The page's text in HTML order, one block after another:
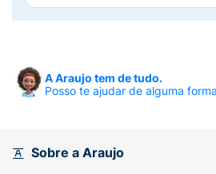
elegante.
A Araujo tem de tudo.
Posso te ajudar de alguma
Sobre a Araujo